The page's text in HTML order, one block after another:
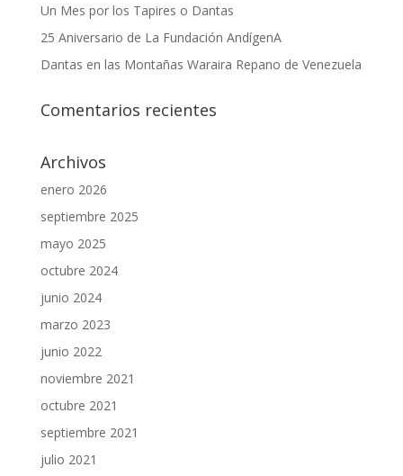
Un Mes por los Tapires o Dantas
25 Aniversario de La Fundación AndígenA
Dantas en las Montañas Waraira Repano de Venezuela
Comentarios recientes
Archivos
enero 2026
septiembre 2025
mayo 2025
octubre 2024
junio 2024
marzo 2023
junio 2022
noviembre 2021
octubre 2021
septiembre 2021
julio 2021